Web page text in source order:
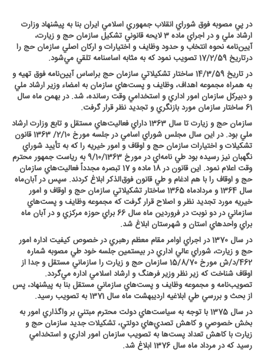
در پي مصوبه فوق شوراي انقلاب جمهوري اسلامي ايران بنا به پيشنهاد وزارت
ارشاد ملي و در اجراي ماده 3 لايحه قانوني تشكيل سازمان حج و زيارت،
آيين‌نامه نحوه انتخاب و حدود وظايف و اختيارات و اركان اصلي سازمان حج را
درتاريخ 17/2/59 تصويب نمود كه به مثابه اساسنامه تلقي مي‌شود
.
در تاريخ 14/3/59 ساختار تشكيلاتي سازمان حج براساس آيين‌نامه فوق تهيه و
به همراه مجموعه اهداف، وظايف و پست‌هاي سازمان به امضاء وزير ارشاد ملي
و دبيركل سازمان امور اداري و استخدامي وقت رسانده، شد. در بهمن ماه سال
61 ساختار سازمان مورد بازنگري و تجديد نظر قرار گرفت
.
سازمان حج و زيارت تا سال 1363 داراي فعاليت‌هاي مستقل و تابع وزارت ارشاد
ملي بود. در اين سال مجلس شوراي اسامي در جلسه مورخ 2/10/ 1363 قانون
تشكيلات و اختيارات سازمان حج و اوقاف و امور خيريه را كه به تأييد شوراي
نگهبان نيز رسيده بود طي نامه‌اي در مورخ 9/10/1363 به رياست جمهور محترم
وقت اعلام نمود. اين قانون در 18 ماده و 17 تبصره مجدداً فعاليت‌هاي سازمان
حج و اوقاف را با هم ادغام و طي قانون فوق‌الذكر ابلاغ كردند. سپس در آبان‌ماه
سال 1364 و مردادماه 1365 ساختار تشكيلاتي سازمان حج و اوقاف و امور
خيريه مورد تجديد نظر و اصلاح قرار گرفت كه مجموعه وظايف و پست‌هاي
سازماني در دو نوبت در فروردين ماه سال 66 براي حوزه مركزي و در آبان ماه
براي واحد‌هاي استان و شهرستان ابلاغ شد.
در سال 1370 در اجراي اوامر مقام معظم رهبري در خصوص كيفيت اداره امور
حج و زيارت، شوراي عالي اداري در بيستمين جلسه خود طي مصوبه شماره
462/د/ش مورخ 15/8/70 سازمان حج و زيارت را سازماني مستقل و جدا از
اوقاف شناخت كه زير نظر وزير فرهنگ و ارشاد اسلامي اداره مي‌گردد.
تصويب‌نامه و مجموعه وظايف و پست‌هاي سازماني مستقل بنا به پيشنهاد، پس
از بحث و بررسي طي ابلاغيه ارديبهشت ماه سال 1371 به تصويب رسيد
.
در سال 1375 با توجه به سياست‌هاي دولت محترم مبتني بر واگذاري امور به
بخش خصوصي و كاهش تصدي‌هاي دولتي، تشكيلات جديد سازمان حج و
زيارت با كاهش تعداد پست‌ها به تصويب سازمان امور اداري و استخدامي
رسيد كه در مرداد ماه سال 1376 ابلاغ شد
.